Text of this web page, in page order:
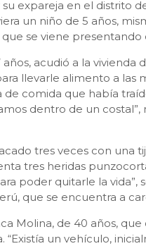
su expareja en el distrito
un niño de 5 años,
se viene
acudió a la vivienda
llevarle alimento a las
de comida que había
dentro de un
tres veces con una
tres heridas
poder quitarle la
que se encuentra a
Molina, de 40 años,
“Existía un vehículo,